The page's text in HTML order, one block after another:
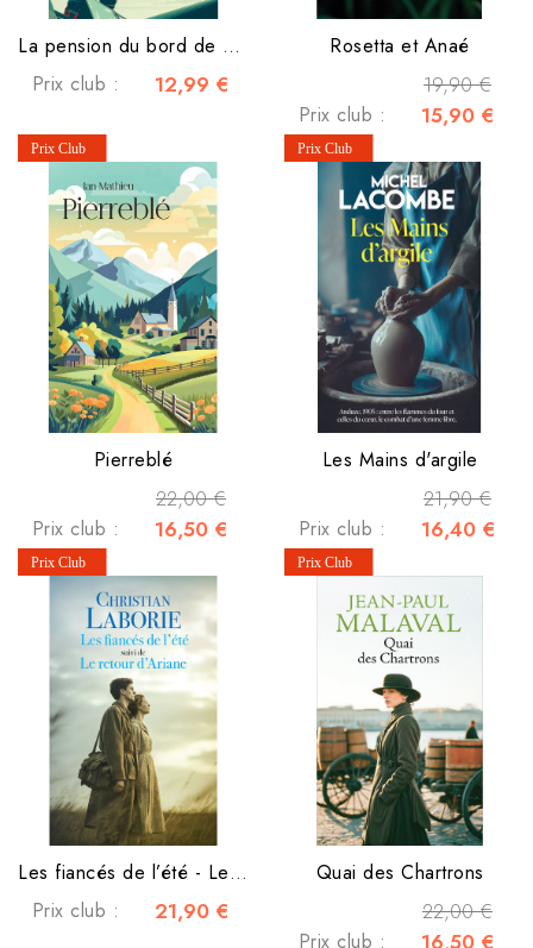
La pension du bord de mer - Tome 7 - Vers des jours meilleurs
Prix club :
12,99 €
Rosetta et Anaé
19,90 €
Prix club : 15,90 €
Pierreblé
22,00 €
Prix club : 16,50 €
Les Mains d'argile
21,90 €
Prix club : 16,40 €
Les fiancés de l’été - Le retour d’Ariane
Prix club :
21,90 €
Quai des Chartrons
22,00 €
Prix club : 16,50 €